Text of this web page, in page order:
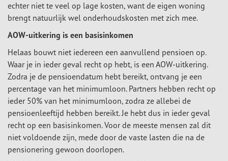
echter niet te veel op lage kosten, want de eigen woning
brengt natuurlijk wel onderhoudskosten met zich mee.
AOW-uitkering is een basisinkomen
Helaas bouwt niet iedereen een aanvullend pensioen op.
Waar je in ieder geval recht op hebt, is een AOW-uitkering.
Zodra je de pensioendatum hebt bereikt, ontvang je een
percentage van het minimumloon. Partners hebben recht op
ieder 50% van het minimumloon, zodra ze allebei de
pensioenleeftijd hebben bereikt. Je hebt dus in ieder geval
recht op een basisinkomen. Voor de meeste mensen zal dit
niet voldoende zijn, mede door de vaste lasten die na de
pensionering gewoon doorlopen.